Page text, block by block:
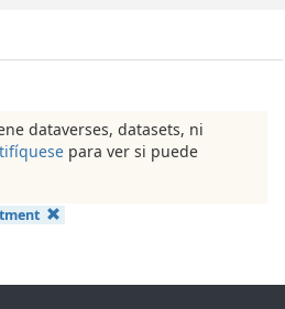
dataverses, datasets, ni
para ver si puede